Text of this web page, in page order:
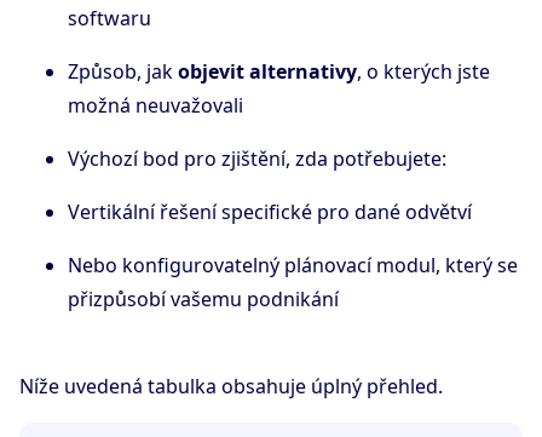
softwaru
Způsob, jakobjevit alternativy, o kterých jste
možná neuvažovali
Výchozí bod pro zjištění, zda potřebujete:
Vertikální řešení specifické pro dané odvětví
Nebo konfigurovatelný plánovací modul, který se
přizpůsobí vašemu podnikání
Níže uvedená tabulka obsahuje úplný přehled.